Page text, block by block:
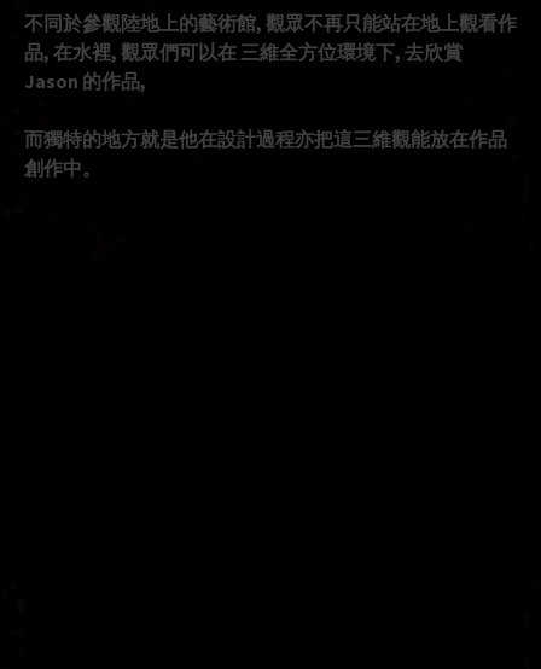
不同於參觀陸地上的藝術館, 觀眾不再只能站在地上觀看作
品, 在水裡, 觀眾們可以在 三維全方位環境下, 去欣賞
Jason 的作品,
而獨特的地方就是他在設計過程亦把這三維觀能放在作品
創作中。